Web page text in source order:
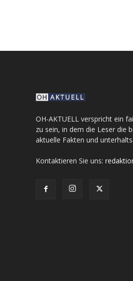
OH-AKTUELL verspricht ein
zu sein, in dem die Leser die
aktuelle Fakten und
Kontaktieren Sie uns: